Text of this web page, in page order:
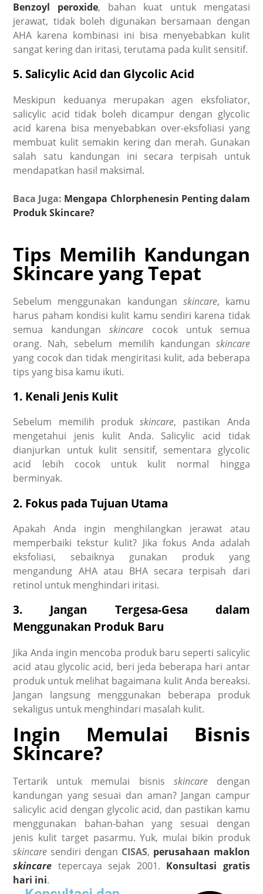
Benzoyl peroxide, bahan kuat untuk mengatasi
jerawat, tidak boleh digunakan bersamaan dengan
AHA karena kombinasi ini bisa menyebabkan kulit
sangat kering dan iritasi, terutama pada kulit sensitif.
5. Salicylic Acid dan Glycolic Acid
Meskipun keduanya merupakan agen eksfoliator,
salicylic acid tidak boleh dicampur dengan glycolic
acid karena bisa menyebabkan over-eksfoliasi yang
membuat kulit semakin kering dan merah. Gunakan
salah satu kandungan ini secara terpisah untuk
mendapatkan hasil maksimal.
Baca Juga: Mengapa Chlorphenesin Penting dalam
Produk Skincare?
Tips Memilih Kandungan
Skincare yang Tepat
Sebelum menggunakan kandungan skincare, kamu
harus paham kondisi kulit kamu sendiri karena tidak
semua kandunganskincare cocok untuk semua
orang. Nah, sebelum memilih kandungan skincare
yang cocok dan tidak mengiritasi kulit, ada beberapa
tips yang bisa kamu ikuti.
1. Kenali Jenis Kulit
Sebelum memilih produkskincare, pastikan Anda
mengetahui jenis kulit Anda. Salicylic acid tidak
dianjurkan untuk kulit sensitif, sementara glycolic
acid lebih cocok untuk kulit normal hingga
berminyak.
2. Fokus pada Tujuan Utama
Apakah Anda ingin menghilangkan jerawat atau
memperbaiki tekstur kulit? Jika fokus Anda adalah
eksfoliasi, sebaiknya gunakan produk yang
mengandung AHA atau BHA secara terpisah dari
retinol untuk menghindari iritasi.
3. Jangan Tergesa-Gesa dalam
Menggunakan Produk Baru
Jika Anda ingin mencoba produk baru seperti salicylic
acid atau glycolic acid, beri jeda beberapa hari antar
produk untuk melihat bagaimana kulit Anda bereaksi.
Jangan langsung menggunakan beberapa produk
sekaligus untuk menghindari masalah kulit.
Ingin Memulai Bisnis
Skincare?
Tertarik untuk memulai bisnis skincaredengan
kandungan yang sesuai dan aman? Jangan campur
salicylic acid dengan glycolic acid, dan pastikan kamu
menggunakan bahan-bahan yang sesuai dengan
jenis kulit target pasarmu. Yuk, mulai bikin produk
skincare sendiri dengan CISAS, perusahaan maklon
skincare tepercaya sejak 2001. Konsultasi gratis
hari ini.